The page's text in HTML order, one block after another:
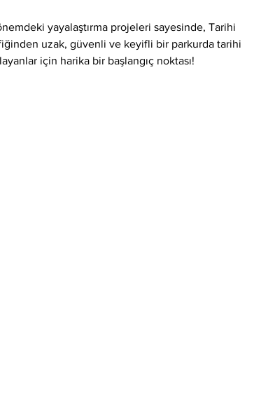
yayalaştırma projeleri sayesinde, Tarihi
uzak, güvenli ve keyifli bir parkurda tarihi
için harika bir başlangıç noktası!